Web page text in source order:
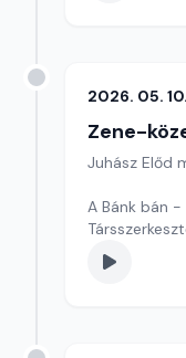
2026. 05. 10.
Zene-
Juhász Előd
A Bánk bán -